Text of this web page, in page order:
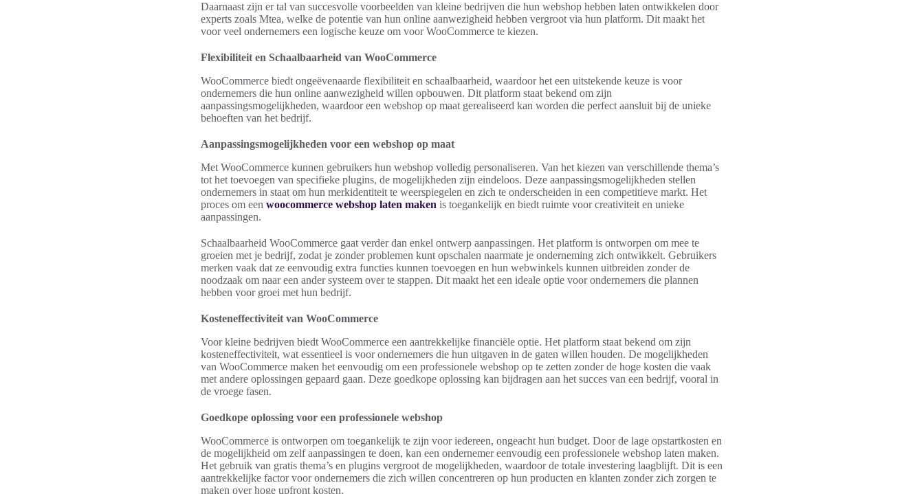
Daarnaast zijn er tal van succesvolle voorbeelden van kleine bedrijven die hun webshop hebben laten ontwikkelen door
experts zoals Mtea, welke de potentie van hun online aanwezigheid hebben vergroot via hun platform. Dit maakt het
voor veel ondernemers een logische keuze om voor WooCommerce te kiezen.
Flexibiliteit en Schaalbaarheid van WooCommerce
WooCommerce biedt ongeëvenaarde flexibiliteit en schaalbaarheid, waardoor het een uitstekende keuze is voor
ondernemers die hun online aanwezigheid willen opbouwen. Dit platform staat bekend om zijn
aanpassingsmogelijkheden, waardoor een webshop op maat gerealiseerd kan worden die perfect aansluit bij de unieke
behoeften van het bedrijf.
Aanpassingsmogelijkheden voor een webshop op maat
Met WooCommerce kunnen gebruikers hun webshop volledig personaliseren. Van het kiezen van verschillende thema’s
tot het toevoegen van specifieke plugins, de mogelijkheden zijn eindeloos. Deze aanpassingsmogelijkheden stellen
ondernemers in staat om hun merkidentiteit te weerspiegelen en zich te onderscheiden in een competitieve markt. Het
proces om een woocommerce webshop laten maken is toegankelijk en biedt ruimte voor creativiteit en unieke
aanpassingen.
Schaalbaarheid WooCommerce gaat verder dan enkel ontwerp aanpassingen. Het platform is ontworpen om mee te
groeien met je bedrijf, zodat je zonder problemen kunt opschalen naarmate je onderneming zich ontwikkelt. Gebruikers
merken vaak dat ze eenvoudig extra functies kunnen toevoegen en hun webwinkels kunnen uitbreiden zonder de
noodzaak om naar een ander systeem over te stappen. Dit maakt het een ideale optie voor ondernemers die plannen
hebben voor groei met hun bedrijf.
Kosteneffectiviteit van WooCommerce
Voor kleine bedrijven biedt WooCommerce een aantrekkelijke financiële optie. Het platform staat bekend om zijn
kosteneffectiviteit, wat essentieel is voor ondernemers die hun uitgaven in de gaten willen houden. De mogelijkheden
van WooCommerce maken het eenvoudig om een professionele webshop op te zetten zonder de hoge kosten die vaak
met andere oplossingen gepaard gaan. Deze goedkope oplossing kan bijdragen aan het succes van een bedrijf, vooral in
de vroege fasen.
Goedkope oplossing voor een professionele webshop
WooCommerce is ontworpen om toegankelijk te zijn voor iedereen, ongeacht hun budget. Door de lage opstartkosten en
de mogelijkheid om zelf aanpassingen te doen, kan een ondernemer eenvoudig een professionele webshop laten maken.
Het gebruik van gratis thema’s en plugins vergroot de mogelijkheden, waardoor de totale investering laagblijft. Dit is een
aantrekkelijke factor voor ondernemers die zich willen concentreren op hun producten en klanten zonder zich zorgen te
maken over hoge upfront kosten.